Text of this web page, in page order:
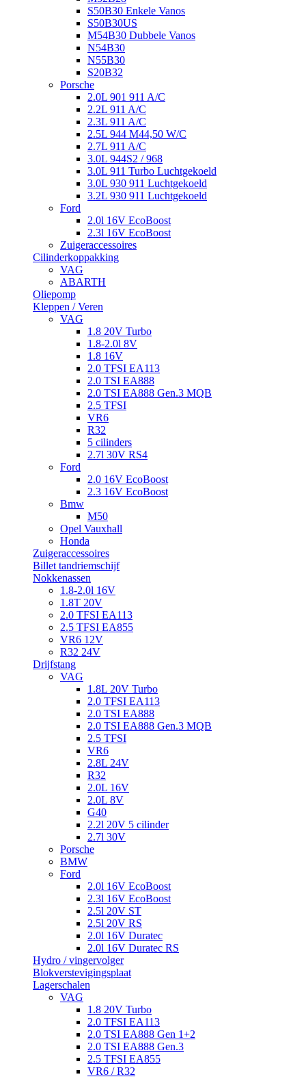
S50B30 Enkele Vanos
S50B30US
M54B30 Dubbele Vanos
N54B30
N55B30
S20B32
Porsche
2.0L 901 911 A/C
2.2L 911 A/C
2.3L 911 A/C
2.5L 944 M44,50 W/C
2.7L 911 A/C
3.0L 944S2 / 968
3.0L 911 Turbo Luchtgekoeld
3.0L 930 911 Luchtgekoeld
3.2L 930 911 Luchtgekoeld
Ford
2.0l 16V EcoBoost
2.3l 16V EcoBoost
Zuigeraccessoires
Cilinderkoppakking
VAG
ABARTH
Oliepomp
Kleppen / Veren
VAG
1.8 20V Turbo
1.8-2.0l 8V
1.8 16V
2.0 TFSI EA113
2.0 TSI EA888
2.0 TSI EA888 Gen.3 MQB
2.5 TFSI
VR6
R32
5 cilinders
2.7l 30V RS4
Ford
2.0 16V EcoBoost
2.3 16V EcoBoost
Bmw
M50
Opel Vauxhall
Honda
Zuigeraccessoires
Billet tandriemschijf
Nokkenassen
1.8-2.0l 16V
1.8T 20V
2.0 TFSI EA113
2.5 TFSI EA855
VR6 12V
R32 24V
Drijfstang
VAG
1.8L 20V Turbo
2.0 TFSI EA113
2.0 TSI EA888
2.0 TSI EA888 Gen.3 MQB
2.5 TFSI
VR6
2.8L 24V
R32
2.0L 16V
2.0L 8V
G40
2.2l 20V 5 cilinder
2.7l 30V
Porsche
BMW
Ford
2.0l 16V EcoBoost
2.3l 16V EcoBoost
2.5l 20V ST
2.5l 20V RS
2.0l 16V Duratec
2.0l 16V Duratec RS
Hydro / vingervolger
Blokverstevigingsplaat
Lagerschalen
VAG
1.8 20V Turbo
2.0 TFSI EA113
2.0 TSI EA888 Gen 1+2
2.0 TSI EA888 Gen.3
2.5 TFSI EA855
VR6 / R32